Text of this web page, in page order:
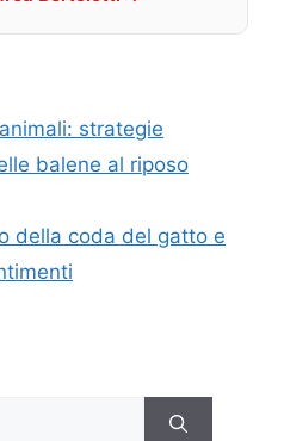
strategie
balene al riposo
della coda del gatto e